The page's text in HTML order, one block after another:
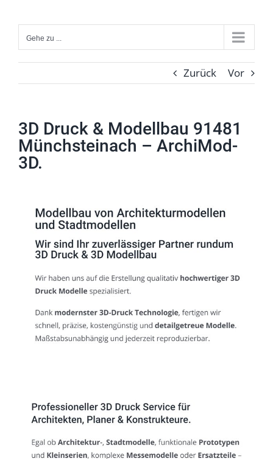
Inhalt
springenGehe zu ...
Zurück Vor
3D Druck & Modellbau 91481
Münchsteinach – ArchiMod-
3D.